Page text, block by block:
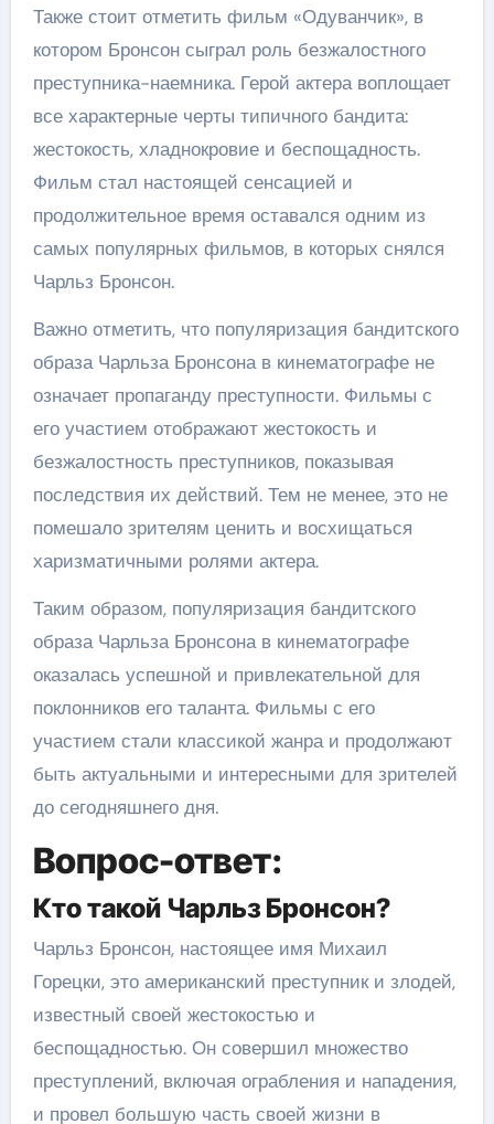
Также стоит отметить фильм «Одуванчик», в
котором Бронсон сыграл роль безжалостного
преступника-наемника. Герой актера воплощает
все характерные черты типичного бандита:
жестокость, хладнокровие и беспощадность.
Фильм стал настоящей сенсацией и
продолжительное время оставался одним из
самых популярных фильмов, в которых снялся
Чарльз Бронсон.
Важно отметить, что популяризация бандитского
образа Чарльза Бронсона в кинематографе не
означает пропаганду преступности. Фильмы с
его участием отображают жестокость и
безжалостность преступников, показывая
последствия их действий. Тем не менее, это не
помешало зрителям ценить и восхищаться
харизматичными ролями актера.
Таким образом, популяризация бандитского
образа Чарльза Бронсона в кинематографе
оказалась успешной и привлекательной для
поклонников его таланта. Фильмы с его
участием стали классикой жанра и продолжают
быть актуальными и интересными для зрителей
до сегодняшнего дня.
Вопрос-ответ:
Кто такой Чарльз Бронсон?
Чарльз Бронсон, настоящее имя Михаил
Горецки, это американский преступник и злодей,
известный своей жестокостью и
беспощадностью. Он совершил множество
преступлений, включая ограбления и нападения,
и провел большую часть своей жизни в